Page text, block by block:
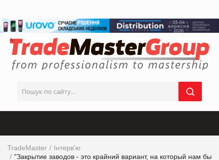
TradeMaster
Інтерв'ю
"Закрытие заводов - это крайний вариант, на который нам бы